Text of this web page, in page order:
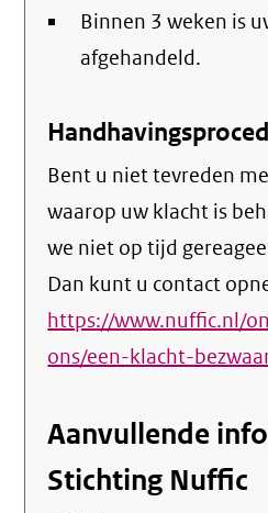
Binnen 3 weken is
afgehandeld.
Bent u niet tevreden
waarop uw klacht is
we niet op tijd
Dan kunt u contact
https://www.nuffic.nl/
ons/een-klacht-
Aanvullende
Stichting Nuffic